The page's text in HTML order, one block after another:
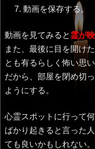
動画を保存する。
動画を見てみると 霊が
また、最後に目を開け
とも有るらしく怖い思
だから、部屋を閉め切
ようにする。
心霊スポットに行って
ばかり起きると言った人
ても良いかもしれない。